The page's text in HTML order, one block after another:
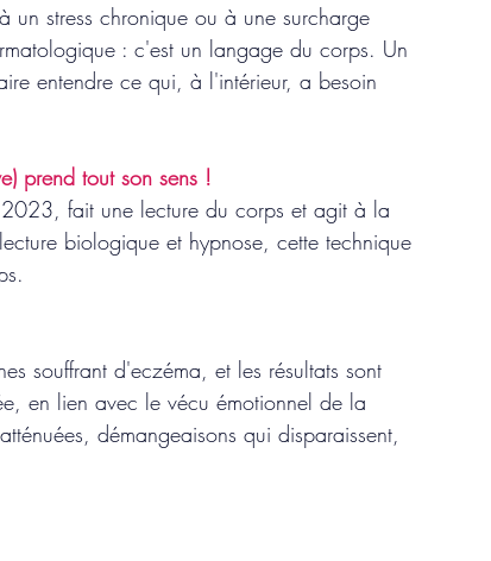
un stress chronique ou à une surcharge
: c'est un langage du corps. Un
entendre ce qui, à l'intérieur, a besoin
prend tout son sens !
fait une lecture du corps et agit à la
biologique et hypnose, cette technique
souffrant d'eczéma, et les résultats sont
en lien avec le vécu émotionnel de la
démangeaisons qui disparaissent,